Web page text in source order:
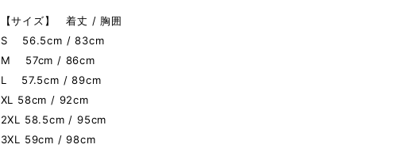
【サイズ】 着丈 / 胸囲
S 56.5cm / 83cm
M 57cm / 86cm
L 57.5cm / 89cm
XL 58cm / 92cm
2XL 58.5cm / 95cm
3XL 59cm / 98cm